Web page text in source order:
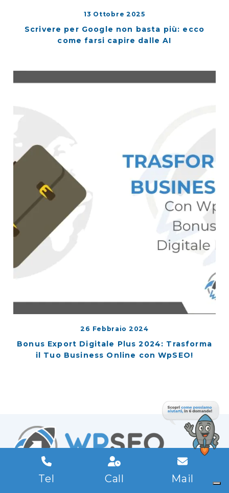
13 Ottobre 2025
Scrivere per Google non basta più: ecco
come farsi capire dalle AI
26 Febbraio 2024
Bonus Export Digitale Plus 2024: Trasforma
il Tuo Business Online con WpSEO!
Tel Call Mail